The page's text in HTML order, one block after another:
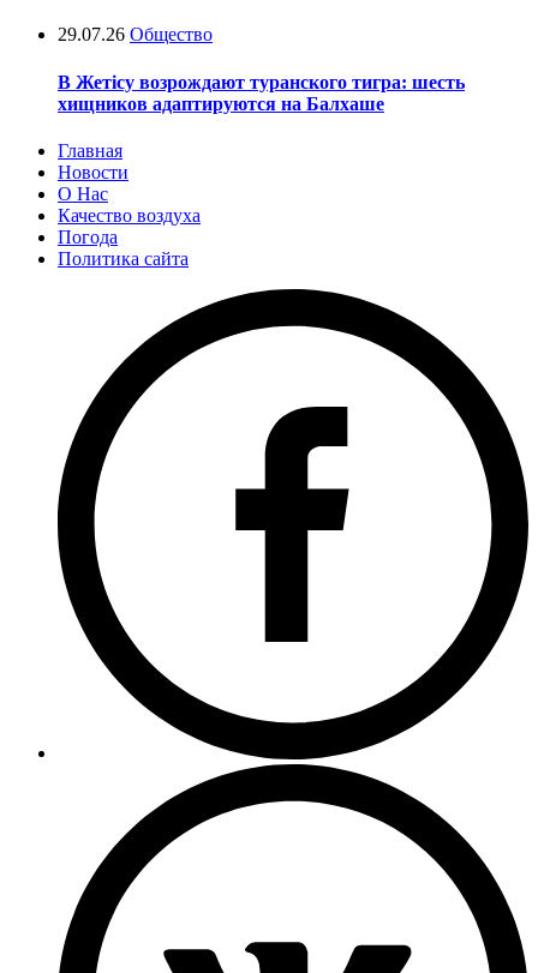
29.07.26 Общество
В Жетісу возрождают туранского тигра: шесть
хищников адаптируются на Балхаше
Главная
Новости
О Нас
Качество воздуха
Погода
Политика сайта